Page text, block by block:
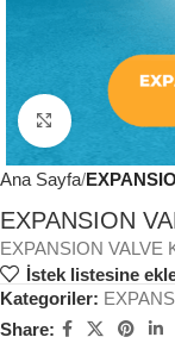
Büyütmek
Ana Sayfa
EXPANSION
EXPANSION VALVE
İstek listesine
Kategoriler:
Share: